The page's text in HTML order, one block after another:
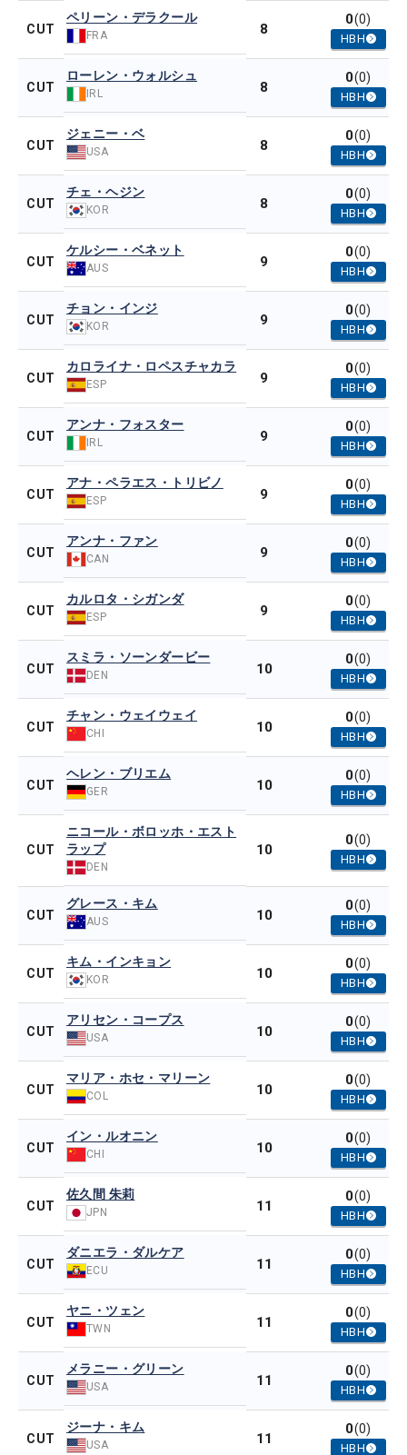
CUT
ペリーン・デラクール
FRA 8
0(0)
HBH
CUT
ローレン・ウォルシュ
IRL 8
0(0)
HBH
CUT
ジェニー・ベ
USA 8
0(0)
HBH
CUT
チェ・ヘジン
KOR 8
0(0)
HBH
CUT
ケルシー・ベネット
AUS 9
0(0)
HBH
CUT
チョン・インジ
KOR 9
0(0)
HBH
CUT
カロライナ・ロペスチャカラ
ESP 9
0(0)
HBH
CUT
アンナ・フォスター
IRL 9
0(0)
HBH
CUT
アナ・ペラエス・トリビノ
ESP 9
0(0)
HBH
CUT
アンナ・ファン
CAN 9
0(0)
HBH
CUT
カルロタ・シガンダ
ESP 9
0(0)
HBH
CUT
スミラ・ソーンダービー
DEN 10
0(0)
HBH
CUT
チャン・ウェイウェイ
CHI 10
0(0)
HBH
CUT
ヘレン・ブリエム
GER 10
0(0)
HBH
CUT
ニコール・ボロッホ・エスト
ラップ
DEN
10
0(0)
HBH
CUT
グレース・キム
AUS 10
0(0)
HBH
CUT
キム・インキョン
KOR 10
0(0)
HBH
CUT
アリセン・コープス
USA 10
0(0)
HBH
CUT
マリア・ホセ・マリーン
COL 10
0(0)
HBH
CUT
イン・ルオニン
CHI 10
0(0)
HBH
CUT
佐久間 朱莉
JPN 11
0(0)
HBH
CUT
ダニエラ・ダルケア
ECU 11
0(0)
HBH
CUT
ヤニ・ツェン
TWN 11
0(0)
HBH
CUT
メラニー・グリーン
USA 11
0(0)
HBH
CUT
ジーナ・キム
USA 11
0(0)
HBH